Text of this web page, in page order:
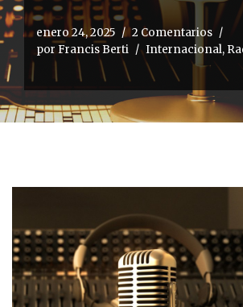
enero 24, 2025
2 Comentarios
por Francis Berti Internacional,